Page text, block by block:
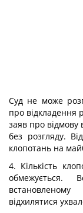
Суд не може
про відкладення
заяв про відмову
без розгляду.
клопотань на
4. Кількість
обмежується.
відхилятися